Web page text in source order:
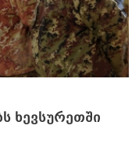
ხევსურეთში